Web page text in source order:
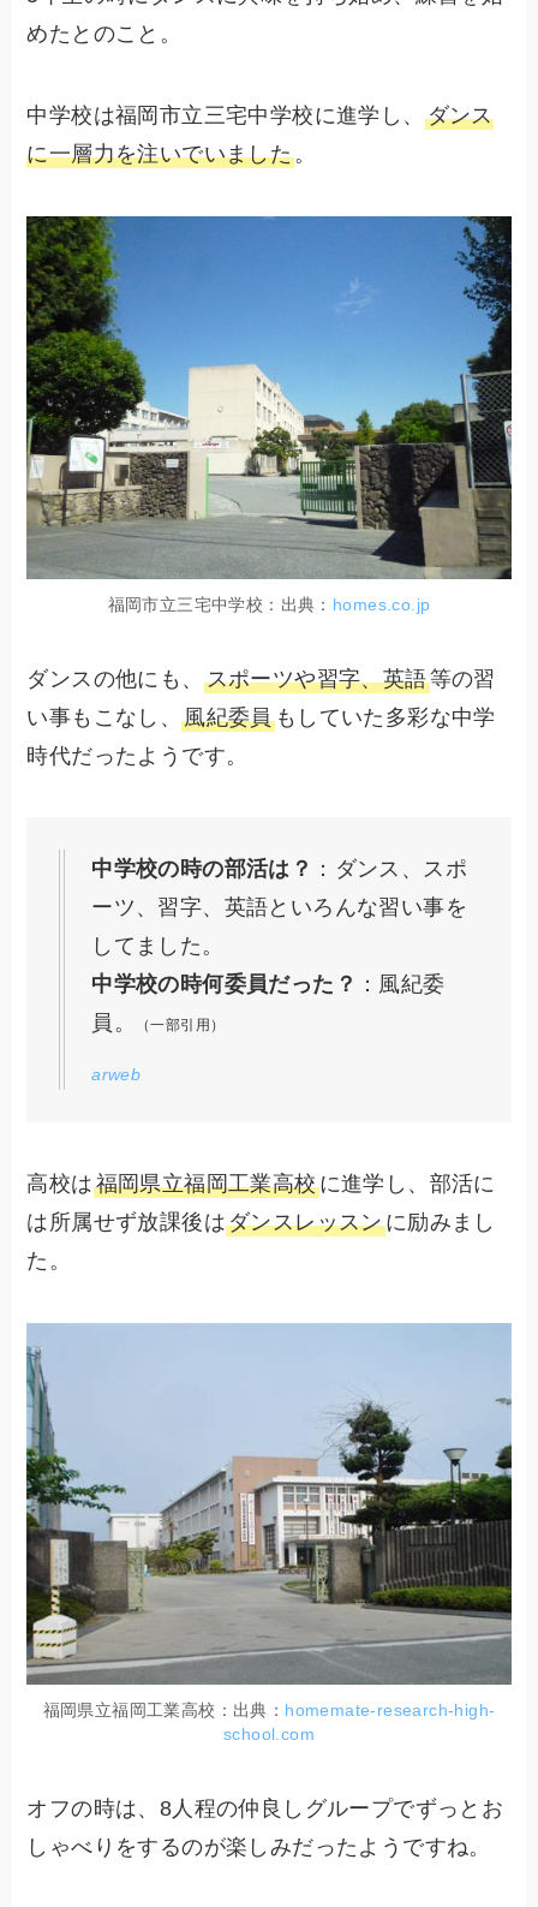
めたとのこと。
中学校は福岡市立三宅中学校に進学し、 ダンス
に一層力を注いでいました。
福岡市立三宅中学校：出典： homes.co.jp
ダンスの他にも、 スポーツや習字、英語等の習
い事もこなし、風紀委員もしていた多彩な中学
時代だったようです。
中学校の時の部活は？ ：ダンス、スポ
ーツ、習字、英語といろんな習い事を
してました。
中学校の時何委員だった？ ：風紀委
員。
（一部引用）
arweb
高校は福岡県立福岡工業高校に進学し、部活に
は所属せず放課後はダンスレッスンに励みまし
た。
福岡県立福岡工業高校：出典： homemate-research-high-
school.com
オフの時は、8人程の仲良しグループでずっとお
しゃべりをするのが楽しみだったようですね。